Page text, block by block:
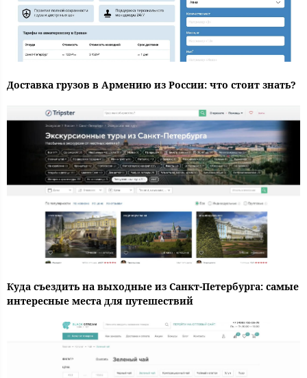
Доставка грузов в Армению из России: что стоит знать?
Куда съездить на выходные из Санкт-Петербурга: самые
интересные места для путешествий